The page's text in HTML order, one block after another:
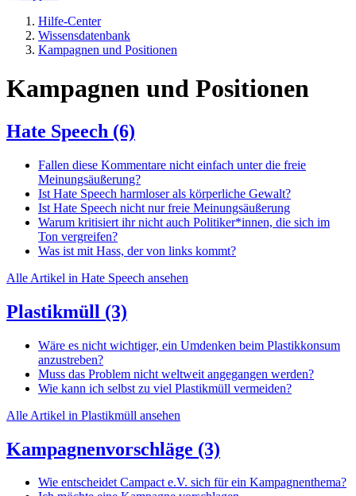
Hilfe-Center
Wissensdatenbank
Kampagnen und Positionen
Kampagnen und Positionen
Hate Speech (6)
Fallen diese Kommentare nicht einfach unter die freie
Meinungsäußerung?
Ist Hate Speech harmloser als körperliche Gewalt?
Ist Hate Speech nicht nur freie Meinungsäußerung
Warum kritisiert ihr nicht auch Politiker*innen, die sich im
Ton vergreifen?
Was ist mit Hass, der von links kommt?
Alle Artikel in Hate Speech ansehen
Plastikmüll (3)
Wäre es nicht wichtiger, ein Umdenken beim Plastikkonsum
anzustreben?
Muss das Problem nicht weltweit angegangen werden?
Wie kann ich selbst zu viel Plastikmüll vermeiden?
Alle Artikel in Plastikmüll ansehen
Kampagnenvorschläge (3)
Wie entscheidet Campact e.V. sich für ein Kampagnenthema?